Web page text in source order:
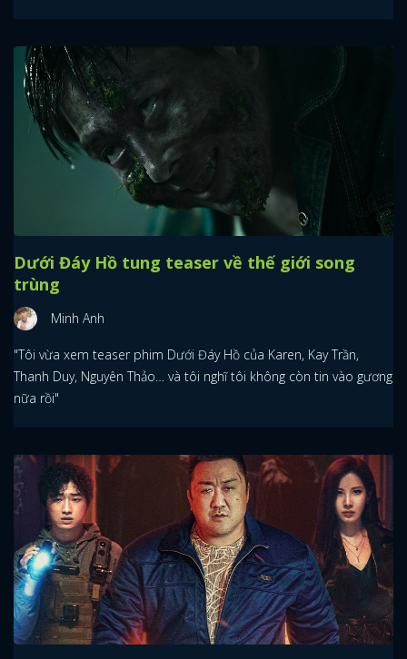
Dưới Đáy Hồ tung teaser về thế giới song
trùng
Minh Anh
"Tôi vừa xem teaser phim Dưới Đáy Hồ của Karen, Kay Trần,
Thanh Duy, Nguyên Thảo… và tôi nghĩ tôi không còn tin vào gương
nữa rồi"